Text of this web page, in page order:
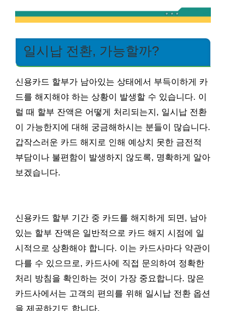
일시납 전환, 가능할까?
신용카드 할부가 남아있는 상태에서 부득이하게 카
드를 해지해야 하는 상황이 발생할 수 있습니다. 이
럴 때 할부 잔액은 어떻게 처리되는지, 일시납 전환
이 가능한지에 대해 궁금해하시는 분들이 많습니다.
갑작스러운 카드 해지로 인해 예상치 못한 금전적
부담이나 불편함이 발생하지 않도록, 명확하게 알아
보겠습니다.
신용카드 할부 기간 중 카드를 해지하게 되면, 남아
있는 할부 잔액은 일반적으로 카드 해지 시점에 일
시적으로 상환해야 합니다. 이는 카드사마다 약관이
다를 수 있으므로, 카드사에 직접 문의하여 정확한
처리 방침을 확인하는 것이 가장 중요합니다. 많은
카드사에서는 고객의 편의를 위해 일시납 전환 옵션
을 제공하기도 합니다.